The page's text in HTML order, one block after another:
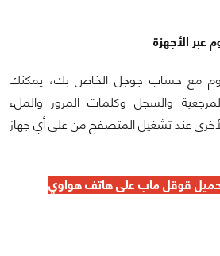
عبر الأجهزة
مع حساب جوجل الخاص بك، يمكنك
والسجل وكلمات المرور والملء
الأخرى عند تشغيل المتصفح من على أي جهاز
قوقل ماب على هاتف هواوي